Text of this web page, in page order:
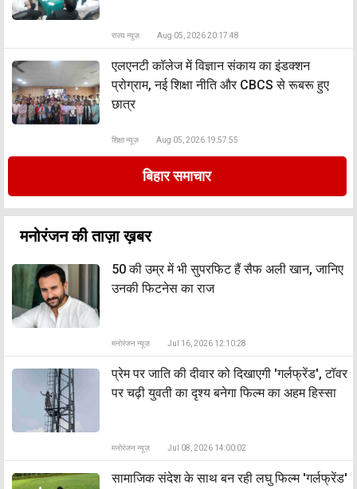
राज्य न्यूज़ Aug 05, 2026 20:17:48
एलएनटी कॉलेज में विज्ञान संकाय का इंडक्शन
प्रोग्राम, नई शिक्षा नीति और CBCS से रूबरू हुए
छात्र
शिक्षा न्यूज़ Aug 05, 2026 19:57:55
बिहार समाचार
मनोरंजन की ताज़ा ख़बर
50 की उम्र में भी सुपरफिट हैं सैफ अली खान, जानिए
उनकी फिटनेस का राज
मनोरंजन न्यूज़ Jul 16, 2026 12:10:28
प्रेम पर जाति की दीवार को दिखाएगी 'गर्लफ्रेंड', टॉवर
पर चढ़ी युवती का दृश्य बनेगा फिल्म का अहम हिस्सा
मनोरंजन न्यूज़ Jul 08, 2026 14:00:02
सामाजिक संदेश के साथ बन रही लघु फिल्म 'गर्लफ्रेंड'